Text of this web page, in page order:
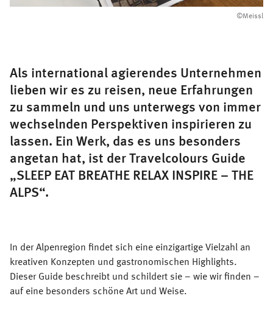
©Meissl
Als international agierendes Unternehmen
lieben wir es zu reisen, neue Erfahrungen
zu sammeln und uns unterwegs von immer
wechselnden Perspektiven inspirieren zu
lassen. Ein Werk, das es uns besonders
angetan hat, ist der Travelcolours Guide
„SLEEP EAT BREATHE RELAX INSPIRE – THE
ALPS“.
In der Alpenregion findet sich eine einzigartige Vielzahl an
kreativen Konzepten und gastronomischen Highlights.
Dieser Guide beschreibt und schildert sie – wie wir finden –
auf eine besonders schöne Art und Weise.